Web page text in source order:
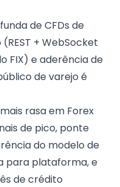
de CFDs de
+ WebSocket
FIX) e aderência de
de varejo é
rasa em Forex
de pico, ponte
do modelo de
para plataforma, e
de crédito